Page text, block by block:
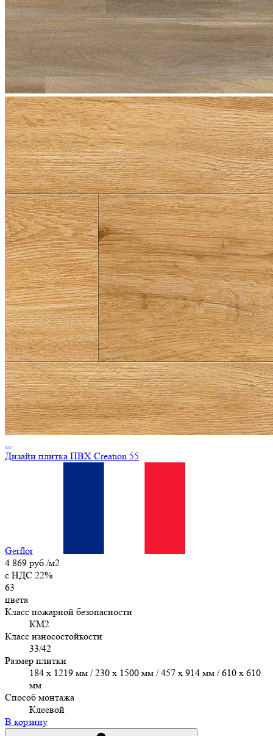
...
Дизайн плитка ПВХ Creation 55
Gerflor
4 869 руб./м2
c НДС 22%
63
цвета
Класс пожарной безопасности
КМ2
Класс износостойкости
33/42
Размер плитки
184 x 1219 мм / 230 x 1500 мм / 457 х 914 мм / 610 x 610
мм
Способ монтажа
Клеевой
В корзину